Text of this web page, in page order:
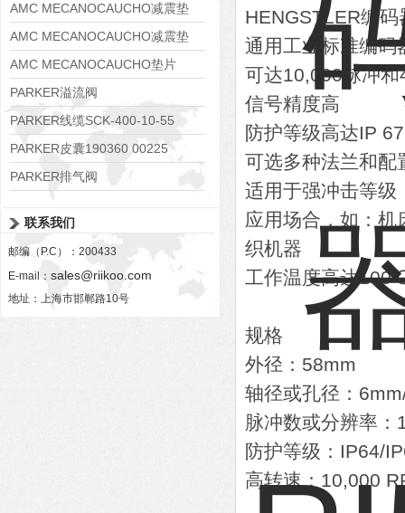
AMC MECANOCAUCHO减震垫
138552
AMC MECANOCAUCHO减震垫
138551
AMC MECANOCAUCHO垫片
608074
PARKER溢流阀
RE06M35W2N1KWXG087
PARKER线缆SCK-400-10-55
PARKER皮囊190360 00225
PARKER排气阀
联系我们
邮编（P.C）：200433
E-mail： sales@riikoo.com
地址：上海市邯郸路10号
HENGSTLER编
通用工业标准编码
可达10,000脉冲
信号精度高
防护等级高达IP 67
可选多种法兰和配
适用于强冲击等级
应用场合，如：机
织机器
工作温度高达
规格
外径：58mm
轴径或孔径：
脉冲数或分辨率
防护等级：IP64/
高转速：10,000